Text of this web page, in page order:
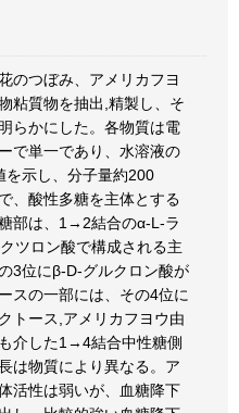
のつぼみ、アメリカフヨ
粘質物を抽出,精製し、そ
らかにした。各物質は電
で単一であり、水溶液の
示し、分子量約200
、酸性多糖を主体とする
部は、1→2結合のα-L-ラ
ツロン酸で構成される主
3位にβ-D-グルクロン酸が
スの一部には、その4位に
トース,アメリカフヨウ由
介した1→4結合中性糖側
は物質により異なる。ア
活性は弱いが、血糖降下